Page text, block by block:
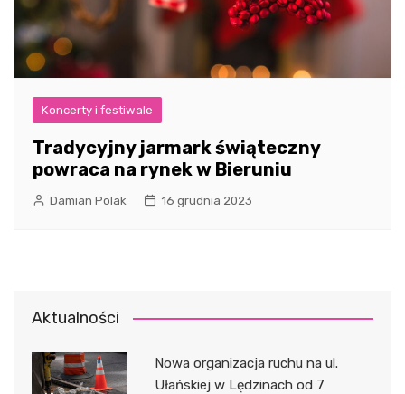
Koncerty i festiwale
Tradycyjny jarmark świąteczny
powraca na rynek w Bieruniu
Damian Polak 16 grudnia 2023
Aktualności
Nowa organizacja ruchu na ul.
Ułańskiej w Lędzinach od 7